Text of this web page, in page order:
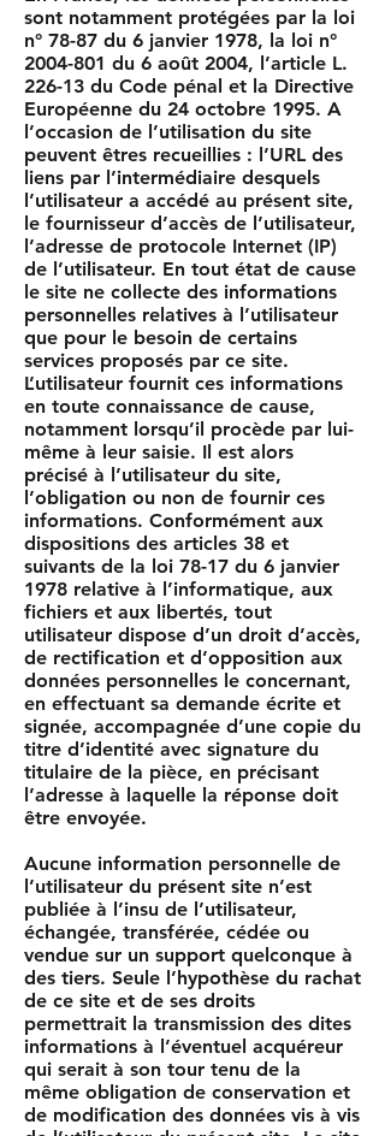
sont notamment protégées par la loi
n° 78-87 du 6 janvier 1978, la loi n°
2004-801 du 6 août 2004, l’article L.
226-13 du Code pénal et la Directive
Européenne du 24 octobre 1995. A
l’occasion de l’utilisation du site
peuvent êtres recueillies : l’URL des
liens par l’intermédiaire desquels
l’utilisateur a accédé au présent site,
le fournisseur d’accès de l’utilisateur,
l’adresse de protocole Internet (IP)
de l’utilisateur. En tout état de cause
le site ne collecte des informations
personnelles relatives à l’utilisateur
que pour le besoin de certains
services proposés par ce site.
L’utilisateur fournit ces informations
en toute connaissance de cause,
notamment lorsqu’il procède par lui-
même à leur saisie. Il est alors
précisé à l’utilisateur du site,
l’obligation ou non de fournir ces
informations. Conformément aux
dispositions des articles 38 et
suivants de la loi 78-17 du 6 janvier
1978 relative à l’informatique, aux
fichiers et aux libertés, tout
utilisateur dispose d’un droit d’accès,
de rectification et d’opposition aux
données personnelles le concernant,
en effectuant sa demande écrite et
signée, accompagnée d’une copie du
titre d’identité avec signature du
titulaire de la pièce, en précisant
l’adresse à laquelle la réponse doit
être envoyée.
Aucune information personnelle de
l’utilisateur du présent site n’est
publiée à l’insu de l’utilisateur,
échangée, transférée, cédée ou
vendue sur un support quelconque à
des tiers. Seule l’hypothèse du rachat
de ce site et de ses droits
permettrait la transmission des dites
informations à l’éventuel acquéreur
qui serait à son tour tenu de la
même obligation de conservation et
de modification des données vis à vis